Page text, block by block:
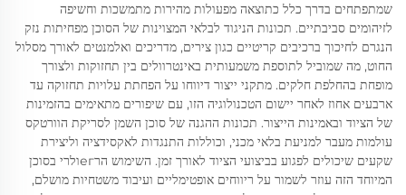
שמתפתחים בדרך כלל כתוצאה מפעולות מהירות מתמשכות וחשיפה
לזיהומים סביבתיים. תכונות הניגוד לבלאי המצוינות של הסוכן מפחיתות נזק
הנגרם לחיכוך ברכיבים קריטיים כגון צירים, מדריכים ואלמנטים לאורך מסלול
החוט, מה שמוביל לתוספת משמעותית באינטרוולים בין תחזוקות ולצורך
מופחת בהחלפת חלקים. מתקני ייצור דיווחו על הפחתת עלויות תחזוקה עד
ארבעים אחוז לאחר יישום הטכנולוגיה הזו, עם שיפורים מתאימים בהזמינות
של הציוד ובאמינות הייצור. תכונות ההגנה של סוכן השמן לסריקת הוורטקס
עולמות מעבר למניעת בלאי מכני, וכוללות התנגדות לאקסידציה וליצירת
שקעים שיכולים לפגוע בביצועי הציוד לאורך זמן. השימוש הרегולרי בסוכן
המיוחד הזה עוזר לשמור על ריווחים אופטימליים ועיבוד משטחיות מושלם,